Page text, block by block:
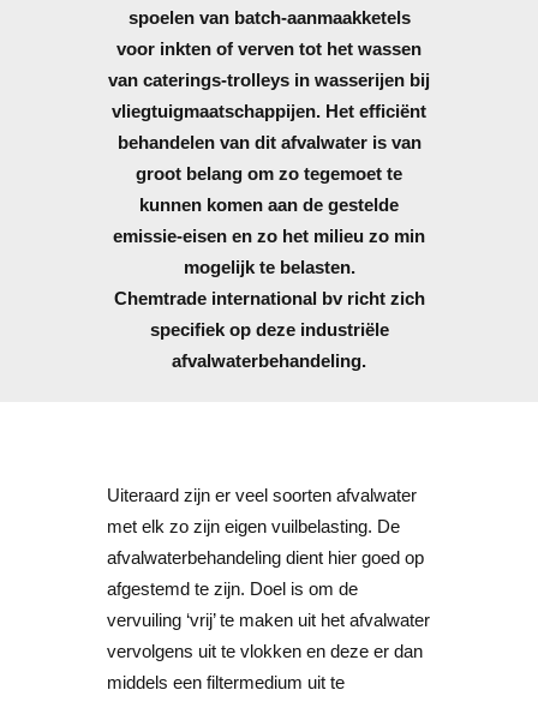
spoelen van batch-aanmaakketels
voor inkten of verven tot het wassen
van caterings-trolleys in wasserijen bij
vliegtuigmaatschappijen. Het efficiënt
behandelen van dit afvalwater is van
groot belang om zo tegemoet te
kunnen komen aan de gestelde
emissie-eisen en zo het milieu zo min
mogelijk te belasten.
Chemtrade international bv richt zich
specifiek op deze industriële
afvalwaterbehandeling.
Uiteraard zijn er veel soorten afvalwater
met elk zo zijn eigen vuilbelasting. De
afvalwaterbehandeling dient hier goed op
afgestemd te zijn. Doel is om de
vervuiling ‘vrij’ te maken uit het afvalwater
vervolgens uit te vlokken en deze er dan
middels een filtermedium uit te